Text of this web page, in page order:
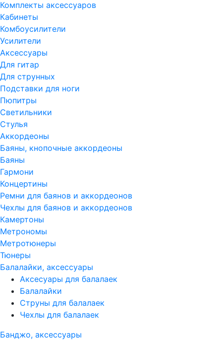
Комплекты аксессуаров
Кабинеты
Комбоусилители
Усилители
Аксессуары
Для гитар
Для струнных
Подставки для ноги
Пюпитры
Светильники
Стулья
Аккордеоны
Баяны, кнопочные аккордеоны
Баяны
Гармони
Концертины
Ремни для баянов и аккордеонов
Чехлы для баянов и аккордеонов
Камертоны
Метрономы
Метротюнеры
Тюнеры
Балалайки, аксессуары
Аксесуары для балалаек
Балалайки
Струны для балалаек
Чехлы для балалаек
Банджо, аксессуары